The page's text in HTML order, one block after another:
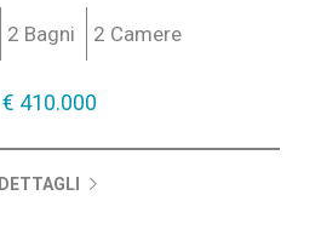
2 Bagni 2 Camere
€ 410.000
DETTAGLI